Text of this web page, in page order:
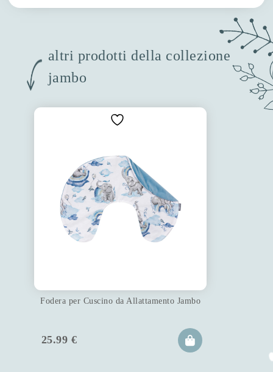
altri prodotti della collezione
jambo
Fodera per Cuscino da Allattamento Jambo
25.99 €